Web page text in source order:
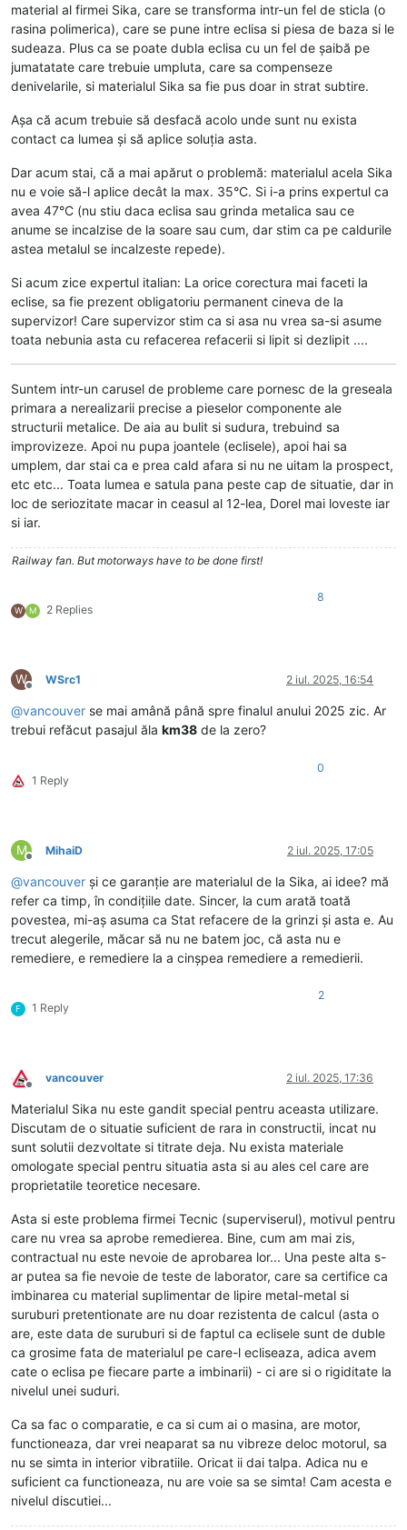
material al firmei Sika, care se transforma intr-un fel de sticla (o
rasina polimerica), care se pune intre eclisa si piesa de baza si le
sudeaza. Plus ca se poate dubla eclisa cu un fel de șaibă pe
jumatatate care trebuie umpluta, care sa compenseze
denivelarile, si materialul Sika sa fie pus doar in strat subtire.
Așa că acum trebuie să desfacă acolo unde sunt nu exista
contact ca lumea și să aplice soluția asta.
Dar acum stai, că a mai apărut o problemă: materialul acela Sika
nu e voie să-l aplice decât la max. 35°C. Si i-a prins expertul ca
avea 47°C (nu stiu daca eclisa sau grinda metalica sau ce
anume se incalzise de la soare sau cum, dar stim ca pe caldurile
astea metalul se incalzeste repede).
Si acum zice expertul italian: La orice corectura mai faceti la
eclise, sa fie prezent obligatoriu permanent cineva de la
supervizor! Care supervizor stim ca si asa nu vrea sa-si asume
toata nebunia asta cu refacerea refacerii si lipit si dezlipit ....
Suntem intr-un carusel de probleme care pornesc de la greseala
primara a nerealizarii precise a pieselor componente ale
structurii metalice. De aia au bulit si sudura, trebuind sa
improvizeze. Apoi nu pupa joantele (eclisele), apoi hai sa
umplem, dar stai ca e prea cald afara si nu ne uitam la prospect,
etc etc... Toata lumea e satula pana peste cap de situatie, dar in
loc de seriozitate macar in ceasul al 12-lea, Dorel mai loveste iar
si iar.
Railway fan. But motorways have to be done first!
W M 2 Replies
8
W
Deconectat
WSrc1 2 iul. 2025, 16:54
@vancouver se mai amână până spre finalul anului 2025 zic. Ar
trebui refăcut pasajul ăla km38 de la zero?
1 Reply
0
M
Deconectat
MihaiD 2 iul. 2025, 17:05
@vancouver și ce garanție are materialul de la Sika, ai idee? mă
refer ca timp, în condițiile date. Sincer, la cum arată toată
povestea, mi-aș asuma ca Stat refacere de la grinzi și asta e. Au
trecut alegerile, măcar să nu ne batem joc, că asta nu e
remediere, e remediere la a cinșpea remediere a remedierii.
F 1 Reply
2
Deconectat
vancouver 2 iul. 2025, 17:36
Materialul Sika nu este gandit special pentru aceasta utilizare.
Discutam de o situatie suficient de rara in constructii, incat nu
sunt solutii dezvoltate si titrate deja. Nu exista materiale
omologate special pentru situatia asta si au ales cel care are
proprietatile teoretice necesare.
Asta si este problema firmei Tecnic (superviserul), motivul pentru
care nu vrea sa aprobe remedierea. Bine, cum am mai zis,
contractual nu este nevoie de aprobarea lor... Una peste alta s-
ar putea sa fie nevoie de teste de laborator, care sa certifice ca
imbinarea cu material suplimentar de lipire metal-metal si
suruburi pretentionate are nu doar rezistenta de calcul (asta o
are, este data de suruburi si de faptul ca eclisele sunt de duble
ca grosime fata de materialul pe care-l ecliseaza, adica avem
cate o eclisa pe fiecare parte a imbinarii) - ci are si o rigiditate la
nivelul unei suduri.
Ca sa fac o comparatie, e ca si cum ai o masina, are motor,
functioneaza, dar vrei neaparat sa nu vibreze deloc motorul, sa
nu se simta in interior vibratiile. Oricat ii dai talpa. Adica nu e
suficient ca functioneaza, nu are voie sa se simta! Cam acesta e
nivelul discutiei...